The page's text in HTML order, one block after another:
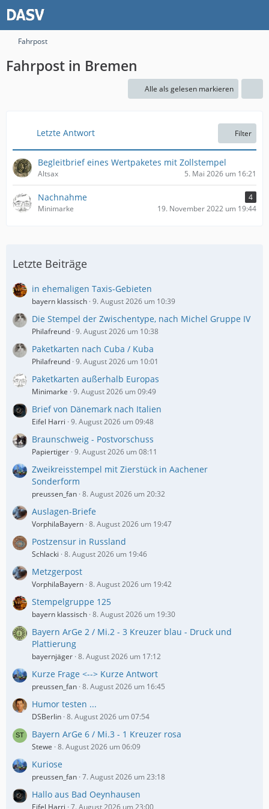
Fahrpost
Fahrpost in Bremen
Alle als gelesen markieren
Letzte Antwort Filter
Begleitbrief eines Wertpaketes mit Zollstempel
Altsax 5. Mai 2026 um 16:21
Nachnahme
4
Minimarke
19. November 2022 um 19:44
Letzte Beiträge
in ehemaligen Taxis-Gebieten
bayern klassisch 9. August 2026 um 10:39
Die Stempel der Zwischentype, nach Michel Gruppe IV
Philafreund 9. August 2026 um 10:38
Paketkarten nach Cuba / Kuba
Philafreund 9. August 2026 um 10:01
Paketkarten außerhalb Europas
Minimarke 9. August 2026 um 09:49
Brief von Dänemark nach Italien
Eifel Harri 9. August 2026 um 09:48
Braunschweig - Postvorschuss
Papiertiger 9. August 2026 um 08:11
Zweikreisstempel mit Zierstück in Aachener
Sonderform
preussen_fan 8. August 2026 um 20:32
Auslagen-Briefe
VorphilaBayern 8. August 2026 um 19:47
Postzensur in Russland
Schlacki 8. August 2026 um 19:46
Metzgerpost
VorphilaBayern 8. August 2026 um 19:42
Stempelgruppe 125
bayern klassisch 8. August 2026 um 19:30
Bayern ArGe 2 / Mi.2 - 3 Kreuzer blau - Druck und
Plattierung
bayernjäger 8. August 2026 um 17:12
Kurze Frage <--> Kurze Antwort
preussen_fan 8. August 2026 um 16:45
Humor testen ...
DSBerlin 8. August 2026 um 07:54
Bayern ArGe 6 / Mi.3 - 1 Kreuzer rosa
Stewe 8. August 2026 um 06:09
Kuriose
preussen_fan 7. August 2026 um 23:18
Hallo aus Bad Oeynhausen
Eifel Harri 7. August 2026 um 23:00